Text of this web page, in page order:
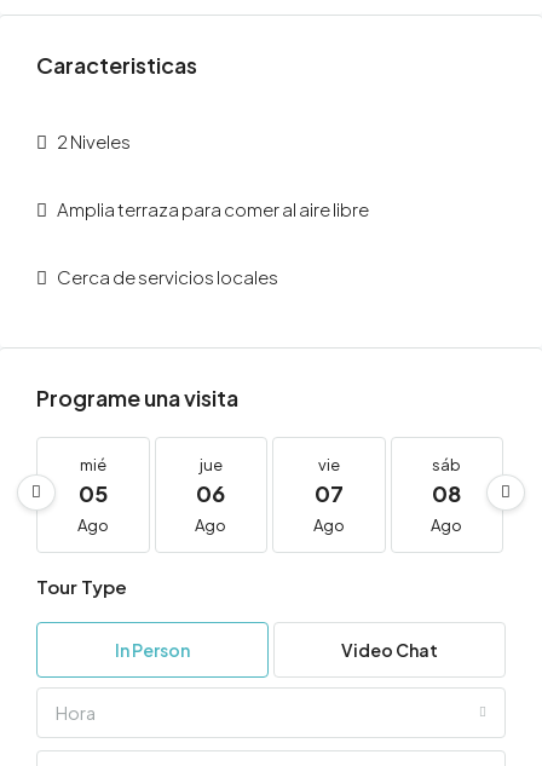
Caracteristicas
2 Niveles
Amplia terraza para comer al aire libre
Cerca de servicios locales
Programe una visita
mié
05
Ago
jue
06
Ago
vie
07
Ago
sáb
08
Ago
Tour Type
In Person Video Chat
Hora